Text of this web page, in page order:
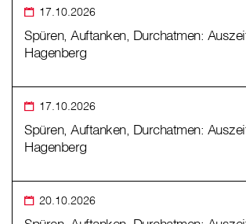
17.10.2026
Spüren, Auftanken, Durchatmen:
Hagenberg
17.10.2026
Spüren, Auftanken, Durchatmen:
Hagenberg
20.10.2026